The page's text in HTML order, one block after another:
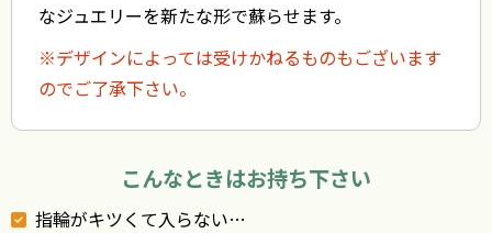
なジュエリーを新たな形で蘇らせます。
※デザインによっては受けかねるものもございます
のでご了承下さい。
こんなときはお持ち下さい
指輪がキツくて入らない…